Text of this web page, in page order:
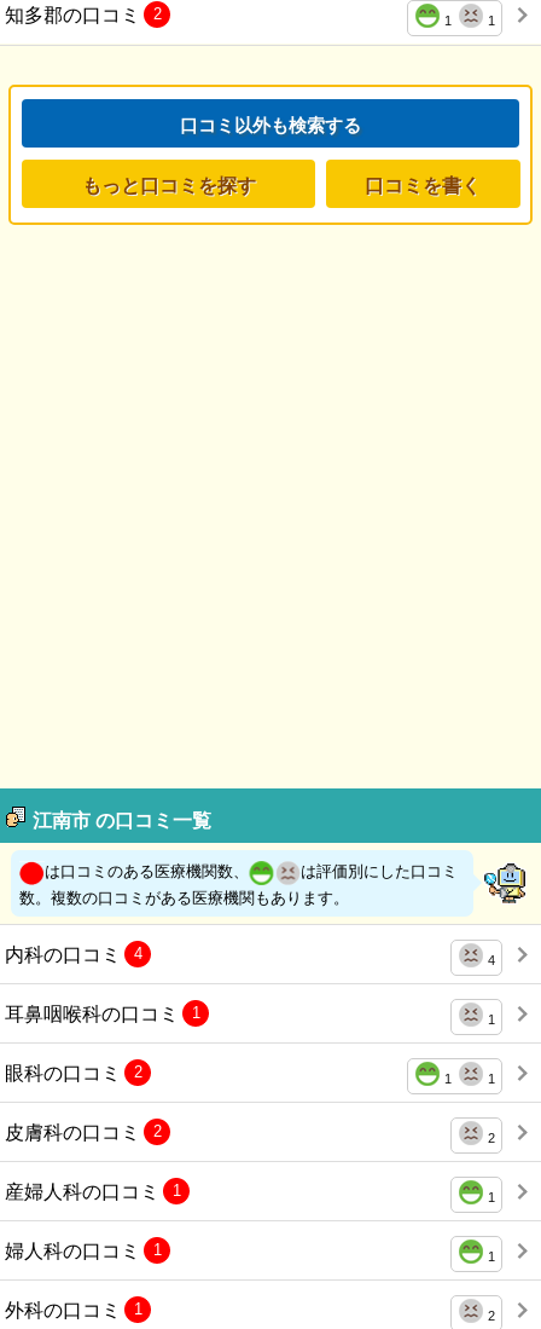
知多郡の口コミ 1 1
2
口コミ以外も検索する
もっと口コミを探す 口コミを書く
江南市 の口コミ一覧
は口コミのある医療機関数、
は評価別にした口コミ
数。複数の口コミがある医療機関もあります。
内科の口コミ 4
4
耳鼻咽喉科の口コミ 1
1
眼科の口コミ 1 1
2
皮膚科の口コミ 2
2
産婦人科の口コミ 1
1
婦人科の口コミ 1
1
外科の口コミ 2
1